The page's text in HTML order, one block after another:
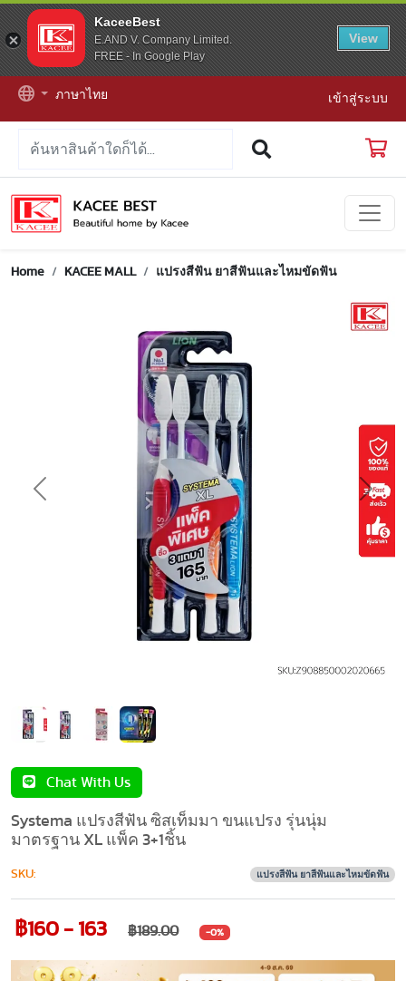
KaceeBest
E.AND V. Company Limited.
FREE - In Google Play
View
ภาษาไทย เข้าสู่ระบบ
Home KACEE MALL แปรงสีฟัน ยาสีฟันและไหมขัดฟัน
Previous Next
Chat With Us
Systema แปรงสีฟัน ซิสเท็มมา ขนแปรง รุ่นนุ่ม
มาตรฐาน XL แพ็ค 3+1ชิ้น
SKU: แปรงสีฟัน ยาสีฟันและไหมขัดฟัน
฿160 - 163 ฿189.00 -0%